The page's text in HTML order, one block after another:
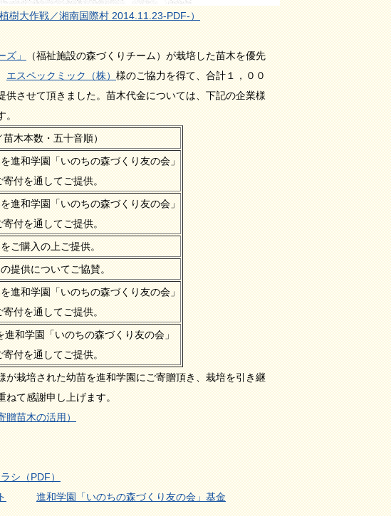
樹大作戦／湘南国際村 2014.11.23-PDF-）
ズ」
（福祉施設の森づくりチーム）が栽培した苗木を優先
エスペックミック（株） 様のご協力を得て、合計１，００
供させて頂きました。苗木代金については、下記の企業様
数・五十音順）
進和学園「いのちの森づくり友の会」
付を通してご提供。
進和学園「いのちの森づくり友の会」
付を通してご提供。
ご購入の上ご提供。
提供についてご協賛。
進和学園「いのちの森づくり友の会」
付を通してご提供。
進和学園「いのちの森づくり友の会」
付を通してご提供。
が栽培された幼苗を進和学園にご寄贈頂き、栽培を引き継
て感謝申し上げます。
苗木の活用）
シ（PDF）
進和学園「いのちの森づくり友の会」基金